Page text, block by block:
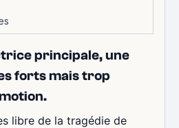
principale, une
forts mais trop
libre de la tragédie de